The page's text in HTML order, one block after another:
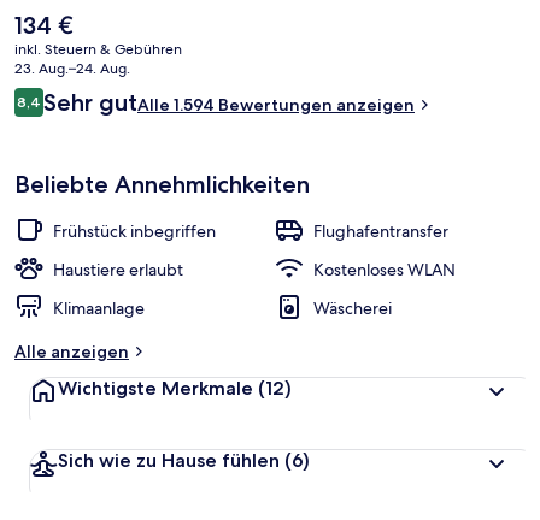
Andere Reisende schätzen die zentrale Lage für die Möglichkeiten
zum Sightseeing und die Nähe zu öffentlichen Verkehrsmitteln: Die
Straßenbahnhaltestelle Termini ist nur wenige Schritte und die
Straßenbahnhaltestelle Farini ist 3 Gehminuten entfernt.
Der
aktuelle
Preis
beträgt
134 €.
134 €
inkl. Steuern & Gebühren
23. Aug.–24. Aug.
Bewertungen
8,48,4 von 10.
Sehr gutAlle 1.594 Bewertungen anzeigen
Beliebte Annehmlichkeiten
Frühstück inbegriffen
Flughafentransfer
Haustiere erlaubt
Kostenloses WLAN
Klimaanlage
Wäscherei
Alle anzeigen
Wichtigste Merkmale (12)
Sich wie zu Hause fühlen (6)